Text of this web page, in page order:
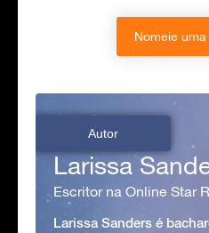
Nomeie
Autor
Larissa
Escritor na Online Star
Larissa Sanders é